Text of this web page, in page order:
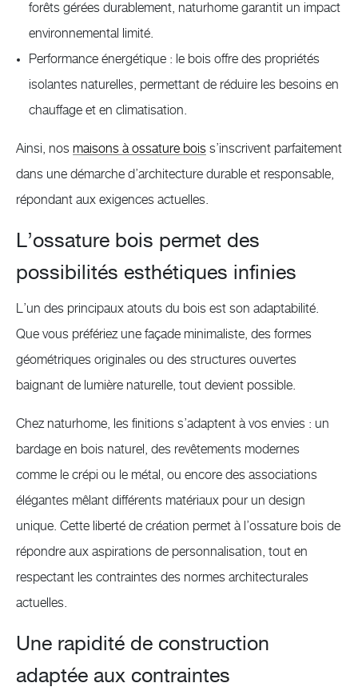
forêts gérées durablement, naturhome garantit un impact
environnemental limité.
Performance énergétique : le bois offre des propriétés
isolantes naturelles, permettant de réduire les besoins en
chauffage et en climatisation.
Ainsi, nos maisons à ossature bois s’inscrivent parfaitement
dans une démarche d’architecture durable et responsable,
répondant aux exigences actuelles.
L’ossature bois permet des
possibilités esthétiques infinies
L’un des principaux atouts du bois est son adaptabilité.
Que vous préfériez une façade minimaliste, des formes
géométriques originales ou des structures ouvertes
baignant de lumière naturelle, tout devient possible.
Chez naturhome, les finitions s’adaptent à vos envies : un
bardage en bois naturel, des revêtements modernes
comme le crépi ou le métal, ou encore des associations
élégantes mêlant différents matériaux pour un design
unique. Cette liberté de création permet à l’ossature bois de
répondre aux aspirations de personnalisation, tout en
respectant les contraintes des normes architecturales
actuelles.
Une rapidité de construction
adaptée aux contraintes